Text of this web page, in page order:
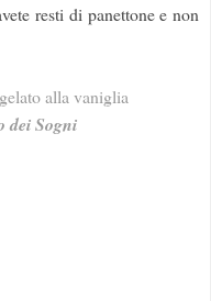
resti di panettone e non
dei Sogni